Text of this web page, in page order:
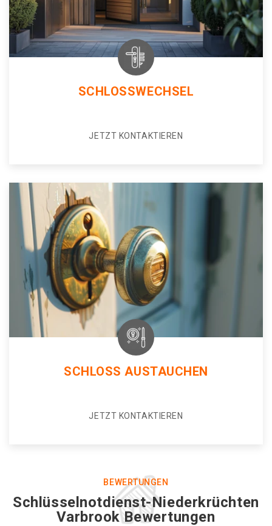
SCHLOSSWECHSEL
JETZT KONTAKTIEREN
SCHLOSS AUSTAUCHEN
JETZT KONTAKTIEREN
BEWERTUNGEN
Schlüsselnotdienst-Niederkrüchten
Varbrook Bewertungen